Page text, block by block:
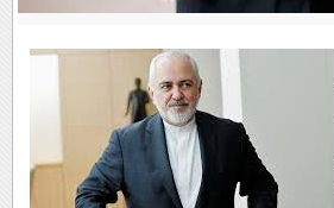
سرگرمی
فناوری
حوادث
محیط زیست
روانشناسی
دانلود